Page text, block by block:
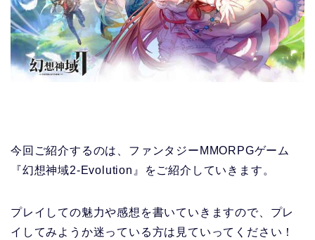
今回ご紹介するのは、ファンタジーMMORPGゲーム
『幻想神域2-Evolution』
をご紹介していきます。
プレイしての魅力や感想を書いていきますので、プレ
イしてみようか迷っている方は見ていってください！